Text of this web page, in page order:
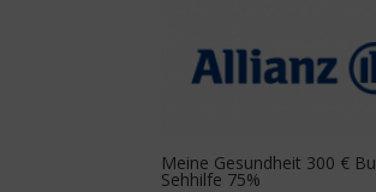
Meine Gesundheit 300 €
Sehhilfe 75%